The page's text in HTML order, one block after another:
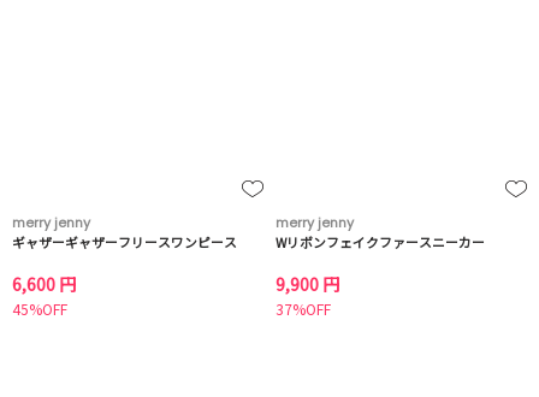
merry jenny
ギャザーギャザーフリースワンピース
6,600 円
45%OFF
merry jenny
Wリボンフェイクファースニーカー
9,900 円
37%OFF